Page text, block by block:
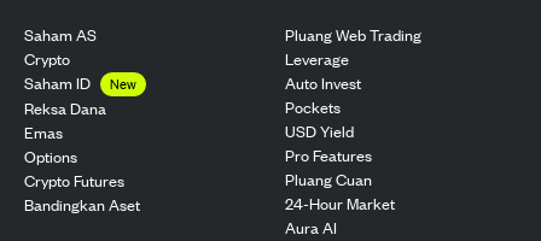
Saham AS
Crypto
Saham ID
New
Reksa Dana
Emas
Options
Crypto Futures
Bandingkan Aset
Pluang Web Trading
Leverage
Auto Invest
Pockets
USD Yield
Pro Features
Pluang Cuan
24-Hour Market
Aura AI